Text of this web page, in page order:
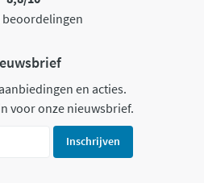
beoordelingen
en acties.
voor onze nieuwsbrief.
Inschrijven